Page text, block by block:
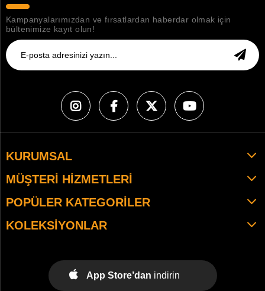
Kampanyalarımızdan ve fırsatlardan haberdar olmak için
bültenimize kayıt olun!
KURUMSAL
MÜŞTERI HIZMETLERI
POPÜLER KATEGORILER
KOLEKSIYONLAR
App Store’dan indirin